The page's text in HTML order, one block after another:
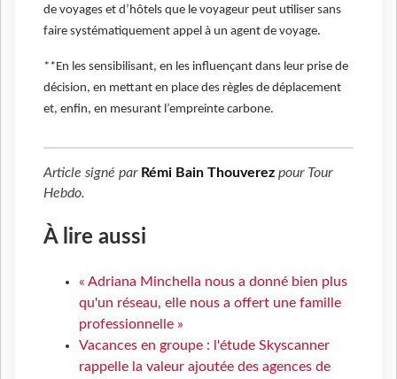
de voyages et d’hôtels que le voyageur peut utiliser sans
faire systématiquement appel à un agent de voyage.
**En les sensibilisant, en les influençant dans leur prise de
décision, en mettant en place des règles de déplacement
et, enfin, en mesurant l’empreinte carbone.
Article signé par Rémi Bain Thouverez pour Tour
Hebdo.
À lire aussi
« Adriana Minchella nous a donné bien plus
qu'un réseau, elle nous a offert une famille
professionnelle »
Vacances en groupe : l'étude Skyscanner
rappelle la valeur ajoutée des agences de